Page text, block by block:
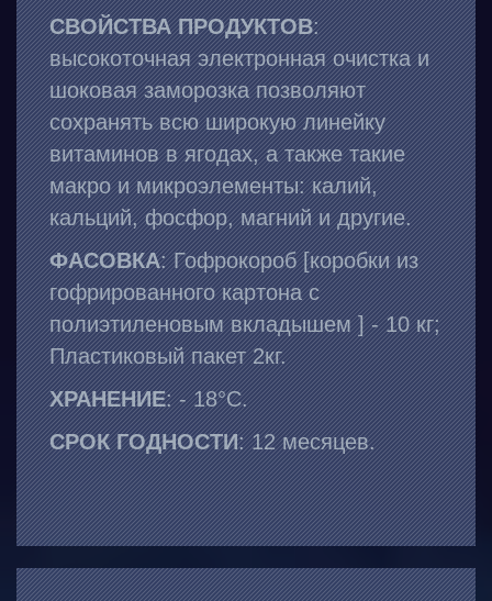
СВОЙСТВА ПРОДУКТОВ:
высокоточная электронная очистка и
шоковая заморозка позволяют
сохранять всю широкую линейку
витаминов в ягодах, а также такие
макро и микроэлементы: калий,
кальций, фосфор, магний и другие.
ФАСОВКА: Гофрокороб [коробки из
гофрированного картона с
полиэтиленовым вкладышем ] - 10 кг;
Пластиковый пакет 2кг.
ХРАНЕНИЕ: - 18°С.
СРОК ГОДНОСТИ: 12 месяцев.